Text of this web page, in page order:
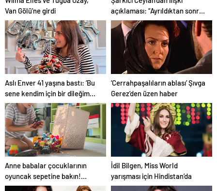
Van Gölü’ne girdi
açıklaması: “Ayrıldıktan sonra
amca oğlu oluyor”
Aslı Enver 41 yaşına bastı: ‘Bu
sene kendim için bir dileğim
yok’
‘Cerrahpaşalıların ablası’ Şıvga
Gerez’den üzen haber
Anne babalar çocuklarının
oyuncak sepetine bakın!
Bakanlık açıkladı, kanserojen
İdil Bilgen, Miss World
yarışması için Hindistan’da